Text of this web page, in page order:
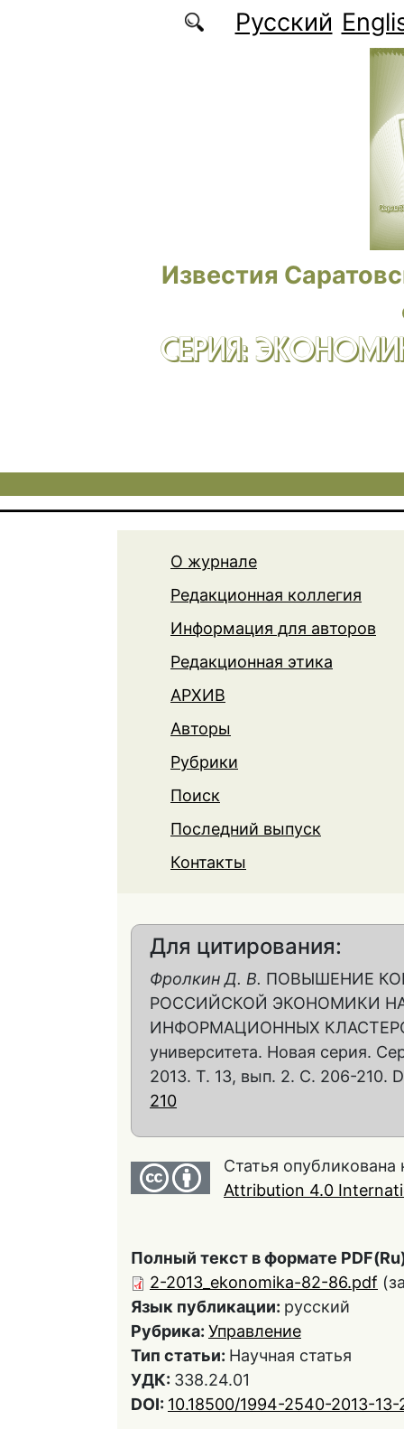
Перейти к основному содержаниюРусский
Известия
СЕРИЯ:
О журнале
Редакционная коллегия
Информация для авторов
Редакционная этика
АРХИВ
Авторы
Рубрики
Поиск
Последний выпуск
Контакты
Для цитирования:
Фролкин Д. В. ПОВЫШЕНИЕ
РОССИЙСКОЙ ЭКОНОМИКИ
ИНФОРМАЦИОННЫХ
университета. Новая серия.
2013. Т. 13, вып. 2. С. 206-210.
210
Статья
Attribution 4.0
Полный текст в формате
2-2013_ekonomika-82-86.pdf
Язык публикации: русский
Рубрика: Управление
Тип статьи: Научная статья
УДК: 338.24.01
DOI: 10.18500/1994-2540-2013-